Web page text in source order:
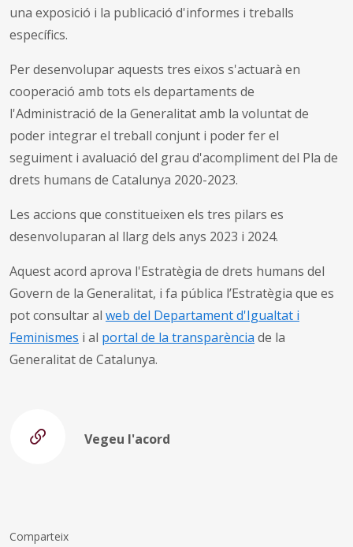
una exposició i la publicació d'informes i treballs
específics.
Per desenvolupar aquests tres eixos s'actuarà en
cooperació amb tots els departaments de
l'Administració de la Generalitat amb la voluntat de
poder integrar el treball conjunt i poder fer el
seguiment i avaluació del grau d'acompliment del Pla de
drets humans de Catalunya 2020-2023.
Les accions que constitueixen els tres pilars es
desenvoluparan al llarg dels anys 2023 i 2024.
Aquest acord aprova l'Estratègia de drets humans del
Govern de la Generalitat, i fa pública l’Estratègia que es
pot consultar al web del Departament d'Igualtat i
Feminismes i al portal de la transparència de la
Generalitat de Catalunya.
Vegeu l'acord
Comparteix